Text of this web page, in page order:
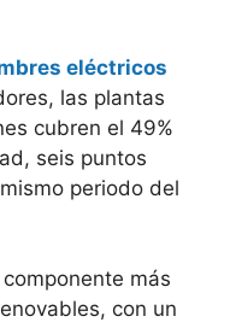
eléctricos
las plantas
cubren el 49%
seis puntos
periodo del
más
con un